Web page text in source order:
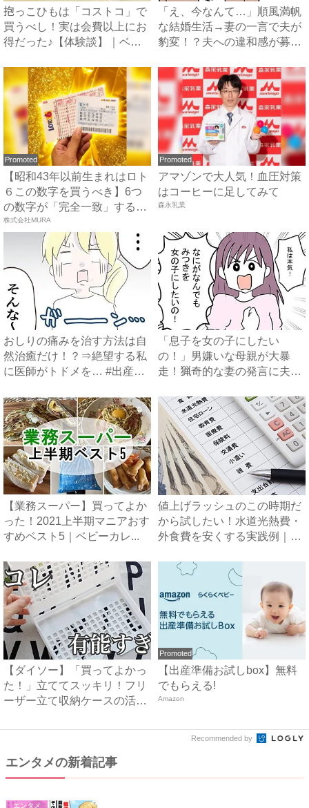
抱っこひもは「コストコ」で
買うべし！実は会費以上にお
得だった♪【体験談】｜ベビ
「え、今なんて…」順風満帆
な結婚生活→妻の一言で夫が
豹変！？夫への違和感が募り
Promoted
【昭和43年以前生まれはロト
６この数字を買うべき】6つ
の数字が「完全一致」する
方...
株式会社MURA
Promoted
アマゾンで大人気！血圧対策
はコーヒーに足してみて
森永乳業
おしりの痛みを治す方法は自
然治癒だけ！？⇒絶望する私
に医師がトドメを… #出産
「息子を女の子にしたい
の！」男嫌いな母親が大暴
走！猟奇的な妻の発言に夫
【業務スーパー】買ってよか
った！2021上半期マニアおす
すめベスト5｜ベビーカレ...
値上げラッシュのこの時期だ
から試したい！水道光熱費・
外食費を安くする実践例｜ベ
【ダイソー】「買ってよかっ
た！」立ててスッキリ！フリ
ーザー立て収納ケースの活用
Promoted
【出産準備お試しbox】無料
でもらえる!
Amazon
Recommended by
エンタメの新着記事
エンタメ